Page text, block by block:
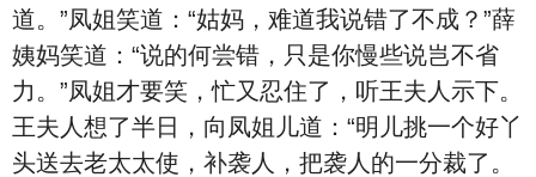
道。”凤姐笑道：“姑妈，难道我说错了不成？”薛
姨妈笑道：“说的何尝错，只是你慢些说岂不省
力。”凤姐才要笑，忙又忍住了，听王夫人示下。
王夫人想了半日，向凤姐儿道：“明儿挑一个好丫
头送去老太太使，补袭人，把袭人的一分裁了。